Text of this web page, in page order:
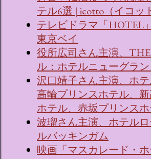
テル6選 | icotto（イコッ
テレビドラマ「HOTEL
東京ベイ
役所広司さん主演、
ル：ホテルニューグラ
沢口靖子さん主演、ホテ
高輪プリンスホテル、
ホテル、赤坂プリンス
波瑠さん主演、ホテル
ルバッキンガム
映画「マスカレード・